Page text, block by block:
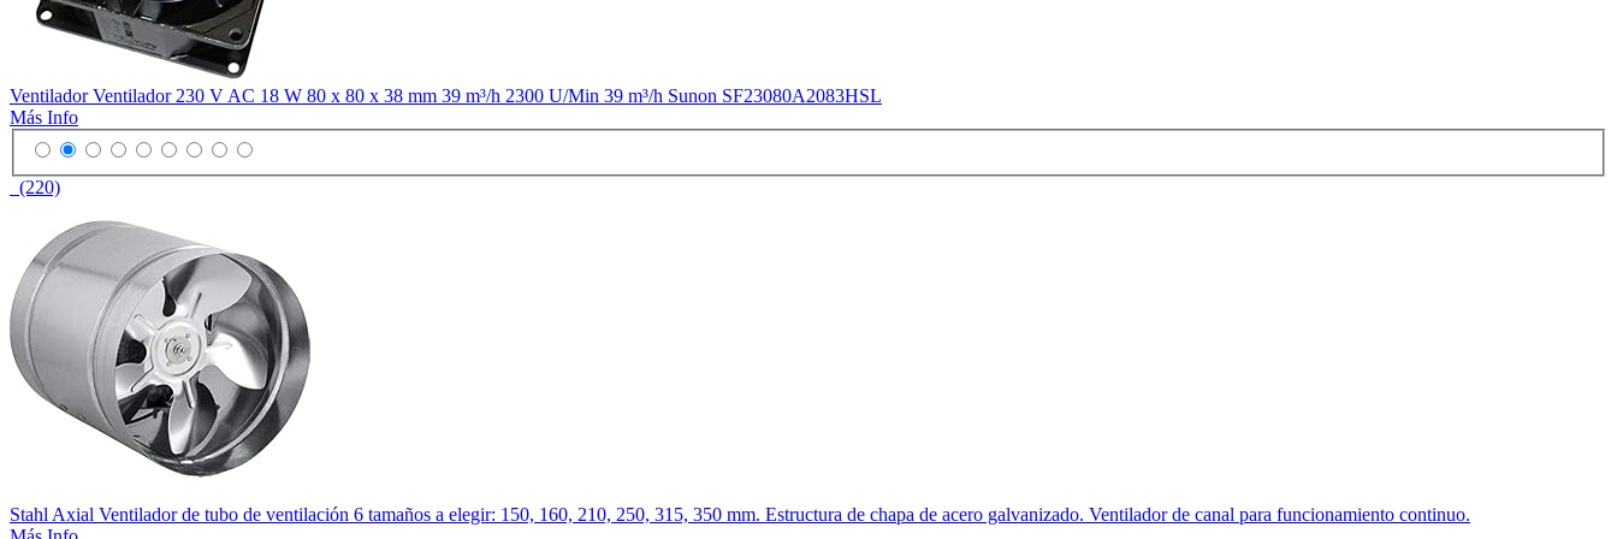
Ventilador Ventilador 230 V AC 18 W 80 x 80 x 38 mm 39 m³/h 2300 U/Min 39 m³/h Sunon SF23080A2083HSL
Más Info
(220)
Stahl Axial Ventilador de tubo de ventilación 6 tamaños a elegir: 150, 160, 210, 250, 315, 350 mm. Estructura de chapa de acero galvanizado. Ventilador de canal para funcionamiento continuo.